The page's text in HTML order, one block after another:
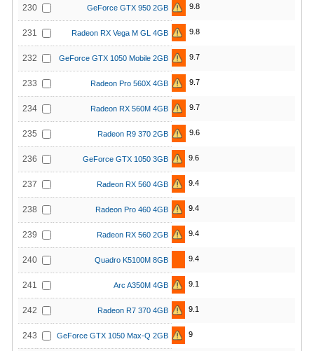
230 GeForce GTX 950 2GB 9.8
231 Radeon RX Vega M GL 4GB 9.8
232 GeForce GTX 1050 Mobile 2GB 9.7
233 Radeon Pro 560X 4GB 9.7
234 Radeon RX 560M 4GB 9.7
235 Radeon R9 370 2GB 9.6
236 GeForce GTX 1050 3GB 9.6
237 Radeon RX 560 4GB 9.4
238 Radeon Pro 460 4GB 9.4
239 Radeon RX 560 2GB 9.4
240 Quadro K5100M 8GB 9.4
241 Arc A350M 4GB 9.1
242 Radeon R7 370 4GB 9.1
243 GeForce GTX 1050 Max-Q 2GB 9